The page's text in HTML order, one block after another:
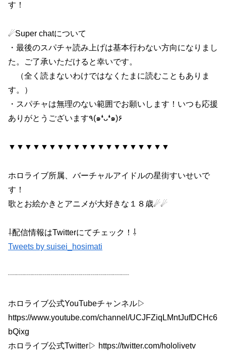
す！
☄Super chatについて
・最後のスパチャ読み上げは基本行わない方向になりまし
た。ご了承いただけると幸いです。
（全く読まないわけではなくたまに読むこともありま
す。）
・スパチャは無理のない範囲でお願いします！いつも応援
ありがとうございます٩(๑❛ᴗ❛๑)۶
▼▼▼▼▼▼▼▼▼▼▼▼▼▼▼▼▼▼▼▼
ホロライブ所属、バーチャルアイドルの星街すいせいで
す！
歌とお絵かきとアニメが大好きな１８歳☄☄
⇩配信情報はTwitterにてチェック！⇩
Tweets by suisei_hosimati
┈┈┈┈┈┈┈┈┈┈┈┈┈┈┈
ホロライブ公式YouTubeチャンネル▷
https://www.youtube.com/channel/UCJFZiqLMntJufDCHc6
bQixg
ホロライブ公式Twitter▷ https://twitter.com/hololivetv